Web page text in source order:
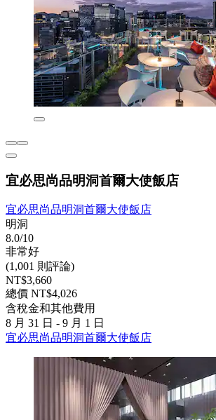
宜必思尚品明洞首爾大使飯店
宜必思尚品明洞首爾大使飯店
明洞
8.0/10
非常好
(1,001 則評論)
NT$3,660
總價 NT$4,026
含稅金和其他費用
8 月 31 日 - 9 月 1 日
宜必思尚品明洞首爾大使飯店